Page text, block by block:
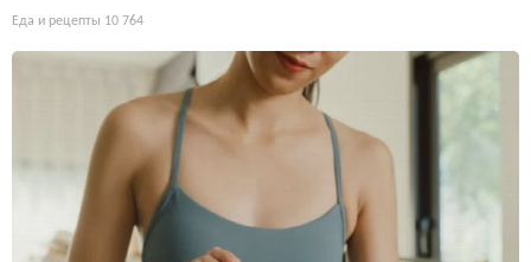
Еда и рецепты 10 764